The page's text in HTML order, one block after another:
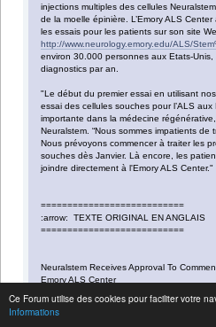
Ce Forum utilise des cookies pour faciliter votre
Informations
injections multiples des cellules
de la moelle épinière. L’Emory ALS
les essais pour les patients sur son site
http://www.neurology.emory.edu/ALS/
environ 30.000 personnes aux Etats-
diagnostics par an.
"Le début du premier essai en utilisant
essai des cellules souches pour l’ALS
importante dans la médecine
Neuralstem. “Nous sommes impatients de
Nous prévoyons commencer à traiter les
souches dès Janvier. Là encore, les
joindre directement à l'Emory ALS Center."
===========================
:arrow: TEXTE ORIGINAL EN ANGLAIS
===========================
Neuralstem Receives Approval To
Emory ALS Center
ROCKVILLE, Md., Dec. 18 /PRNewswire-
Amex: CUR) today announced that its